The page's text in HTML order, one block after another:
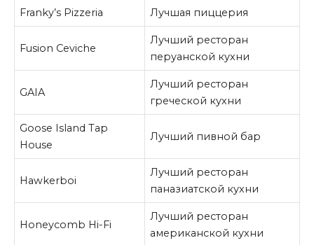
Franky’s Pizzeria Лучшая пиццерия
Fusion Ceviche
Лучший ресторан
перуанской кухни
GAIA
Лучший ресторан
греческой кухни
Goose Island Tap
House
Лучший пивной бар
Hawkerboi
Лучший ресторан
паназиатской кухни
Honeycomb Hi-Fi
Лучший ресторан
американской кухни